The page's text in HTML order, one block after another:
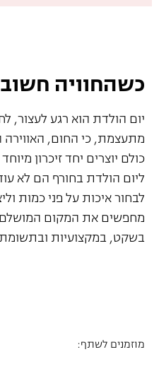
כשהחוויה
יום הולדת הוא רגע לעצור,
מתעצמת, כי החום, האווירה
כולם יוצרים יחד זיכרון
ליום הולדת בחורף הם לא
לבחור איכות על פני כמות
מחפשים את המקום
בשקט, במקצועיות
מוזמנים לשתף: